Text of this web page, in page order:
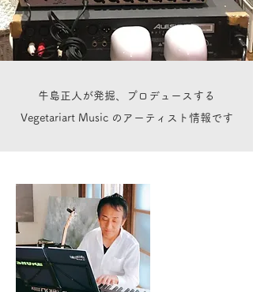
​牛島正人が発掘、プロデュースする
Vegetariart Music のアーティスト情報です